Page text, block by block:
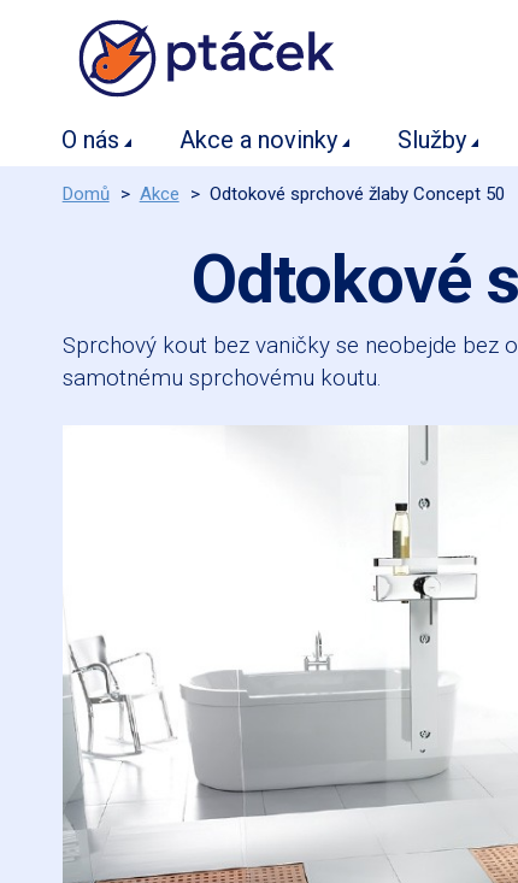
O nás Akce a novinky Služby
Domů > Akce > Odtokové sprchové žlaby Concept 50
Odtokové
Sprchový kout bez vaničky se neobejde bez
samotnému sprchovému koutu.